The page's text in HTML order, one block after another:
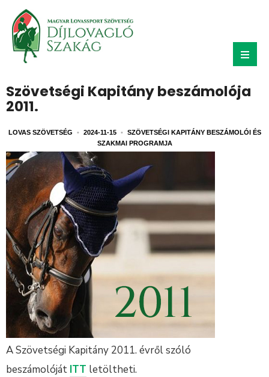
Szövetségi Kapitány beszámolója
2011.
LOVAS SZÖVETSÉG • 2024-11-15 • SZÖVETSÉGI KAPITÁNY BESZÁMOLÓI ÉS
SZAKMAI PROGRAMJA
A Szövetségi Kapitány 2011. évről szóló
beszámolóját ITT letöltheti.